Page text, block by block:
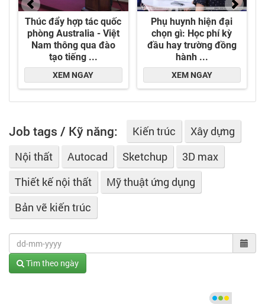
Job tags / Kỹ năng: Kiến trúc
Xây dựng
Nội thất
Autocad Sketchup
3D max
Thiết kế nội thất
Mỹ thuật ứng dụng
Bản vẽ kiến trúc
Tìm theo ngày